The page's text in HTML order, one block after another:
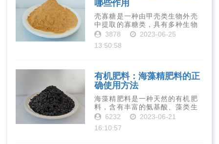
哪些作用
壳寡糖是一种由甲壳类生物外壳
中提取的寡糖类，具有多种生物
活性和营养价值。在农业生产
是作为一种新型的有机肥料，壳
3878
2023-06-25
13:50:58
有机肥料：海藻精肥料的正
确使用方法
海藻精肥料是一种天然的有机肥
料，含有丰富的氨基酸、藻类生
长素、维生素、微量元素、蛋白
力、促进植物生长、增强植物抗
6232
2023-06-21
16:10:57